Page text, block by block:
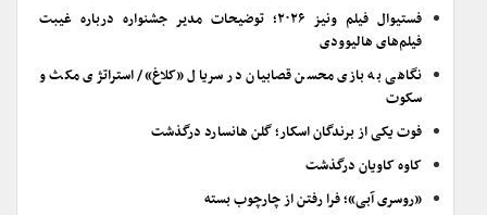
فستیوال فیلم ونیز ۲۰۲۶؛ توضیحات مدیر جشنواره درباره غیبت
فیلم‌های هالیوودی
نگاهی به بازی محسن قصابیان در سریال «کلاغ»/ استراتژی مکث و
سکوت
فوت یکی از برندگان اسکار؛ گلن هانسارد درگذشت
کاوه کاویان درگذشت
«روسری آبی»؛ فرا رفتن از چارچوب بسته